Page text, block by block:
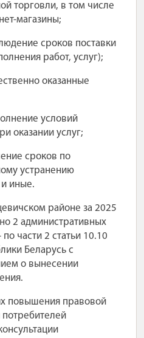
торговли, в том числе
магазины;
сроков поставки
работ, услуг);
оказанные
условий
оказании услуг;
сроков по
устранению
и иные.
районе за 2025
2 административных
части 2 статьи 10.10
Беларусь с
о вынесении
повышения правовой
потребителей